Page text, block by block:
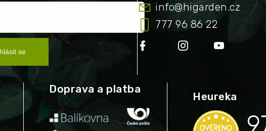
se
info@higarden.cz
777 96 86 22
Doprava a platba
Heureka